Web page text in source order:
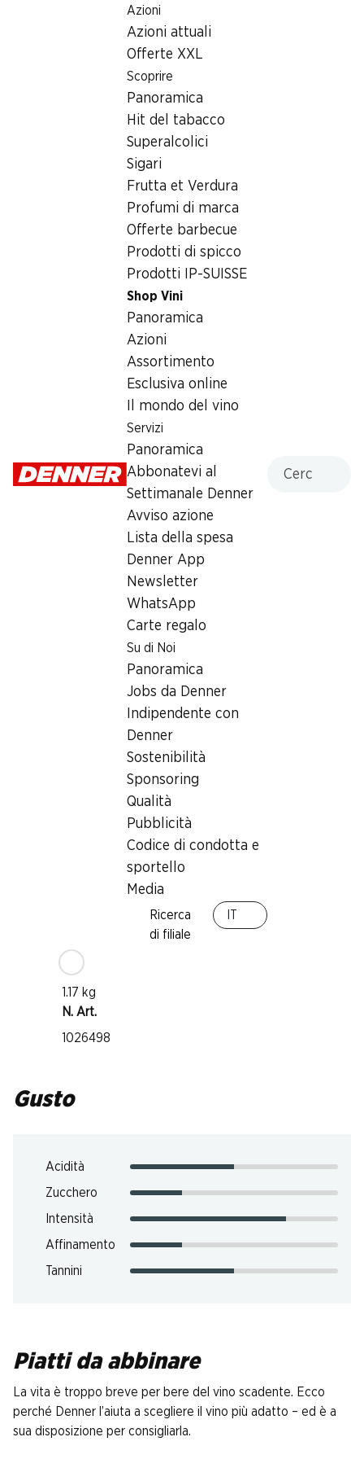
Azioni
Azioni attuali
Offerte XXL
Scoprire
Panoramica
Hit del tabacco
Superalcolici
Sigari
Frutta et Verdura
Profumi di marca
Offerte barbecue
Prodotti di spicco
Prodotti IP-SUISSE
Shop Vini
Panoramica
Azioni
Assortimento
Esclusiva online
Il mondo del vino
Servizi
Panoramica
Abbonatevi al
Settimanale Denner
Avviso azione
Lista della spesa
Denner App
Newsletter
WhatsApp
Carte regalo
Su di Noi
Panoramica
Jobs da Denner
Indipendente con
Denner
Sostenibilità
Sponsoring
Qualità
Pubblicità
Codice di condotta e
sportello
Media
Ricerca
di filiale
Vino/champagne
Château de Luins AOC La Côte
Château de Luins AOC La Côte
Svizzera, Vaud , 2025
Giallo oro chiaro. Gli aromi fruttati ricordano l’ananas, con
note floreali. Corpo robusto ed elegante e acidità succosa.
Comprare in Shop Vini
Buono a sapersi
Maturità di beva
Temperatura di beva
10–12 °C
Impronta di CO2
1.17 kg
N. Art.
1026498
Gusto
Acidità
Zucchero
Intensità
Affinamento
Tannini
Piatti da abbinare
La vita è troppo breve per bere del vino scadente. Ecco
perché Denner l’aiuta a scegliere il vino più adatto – ed è a
sua disposizione per consigliarla.